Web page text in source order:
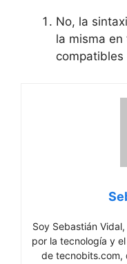
No, la
la misma
compatibles
Soy Sebastián
por la tecnología y
de tecnobits.com,